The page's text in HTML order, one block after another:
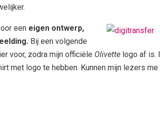
een eigen ontwerp,
Bij een volgende
voor, zodra mijn officiële Olivette logo af is.
met logo te hebben. Kunnen mijn lezers